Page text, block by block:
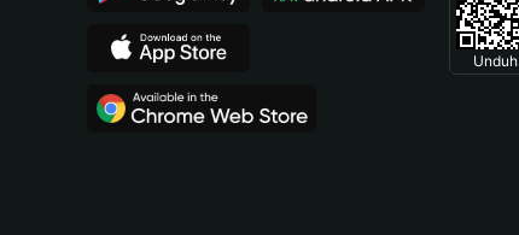
Unduh